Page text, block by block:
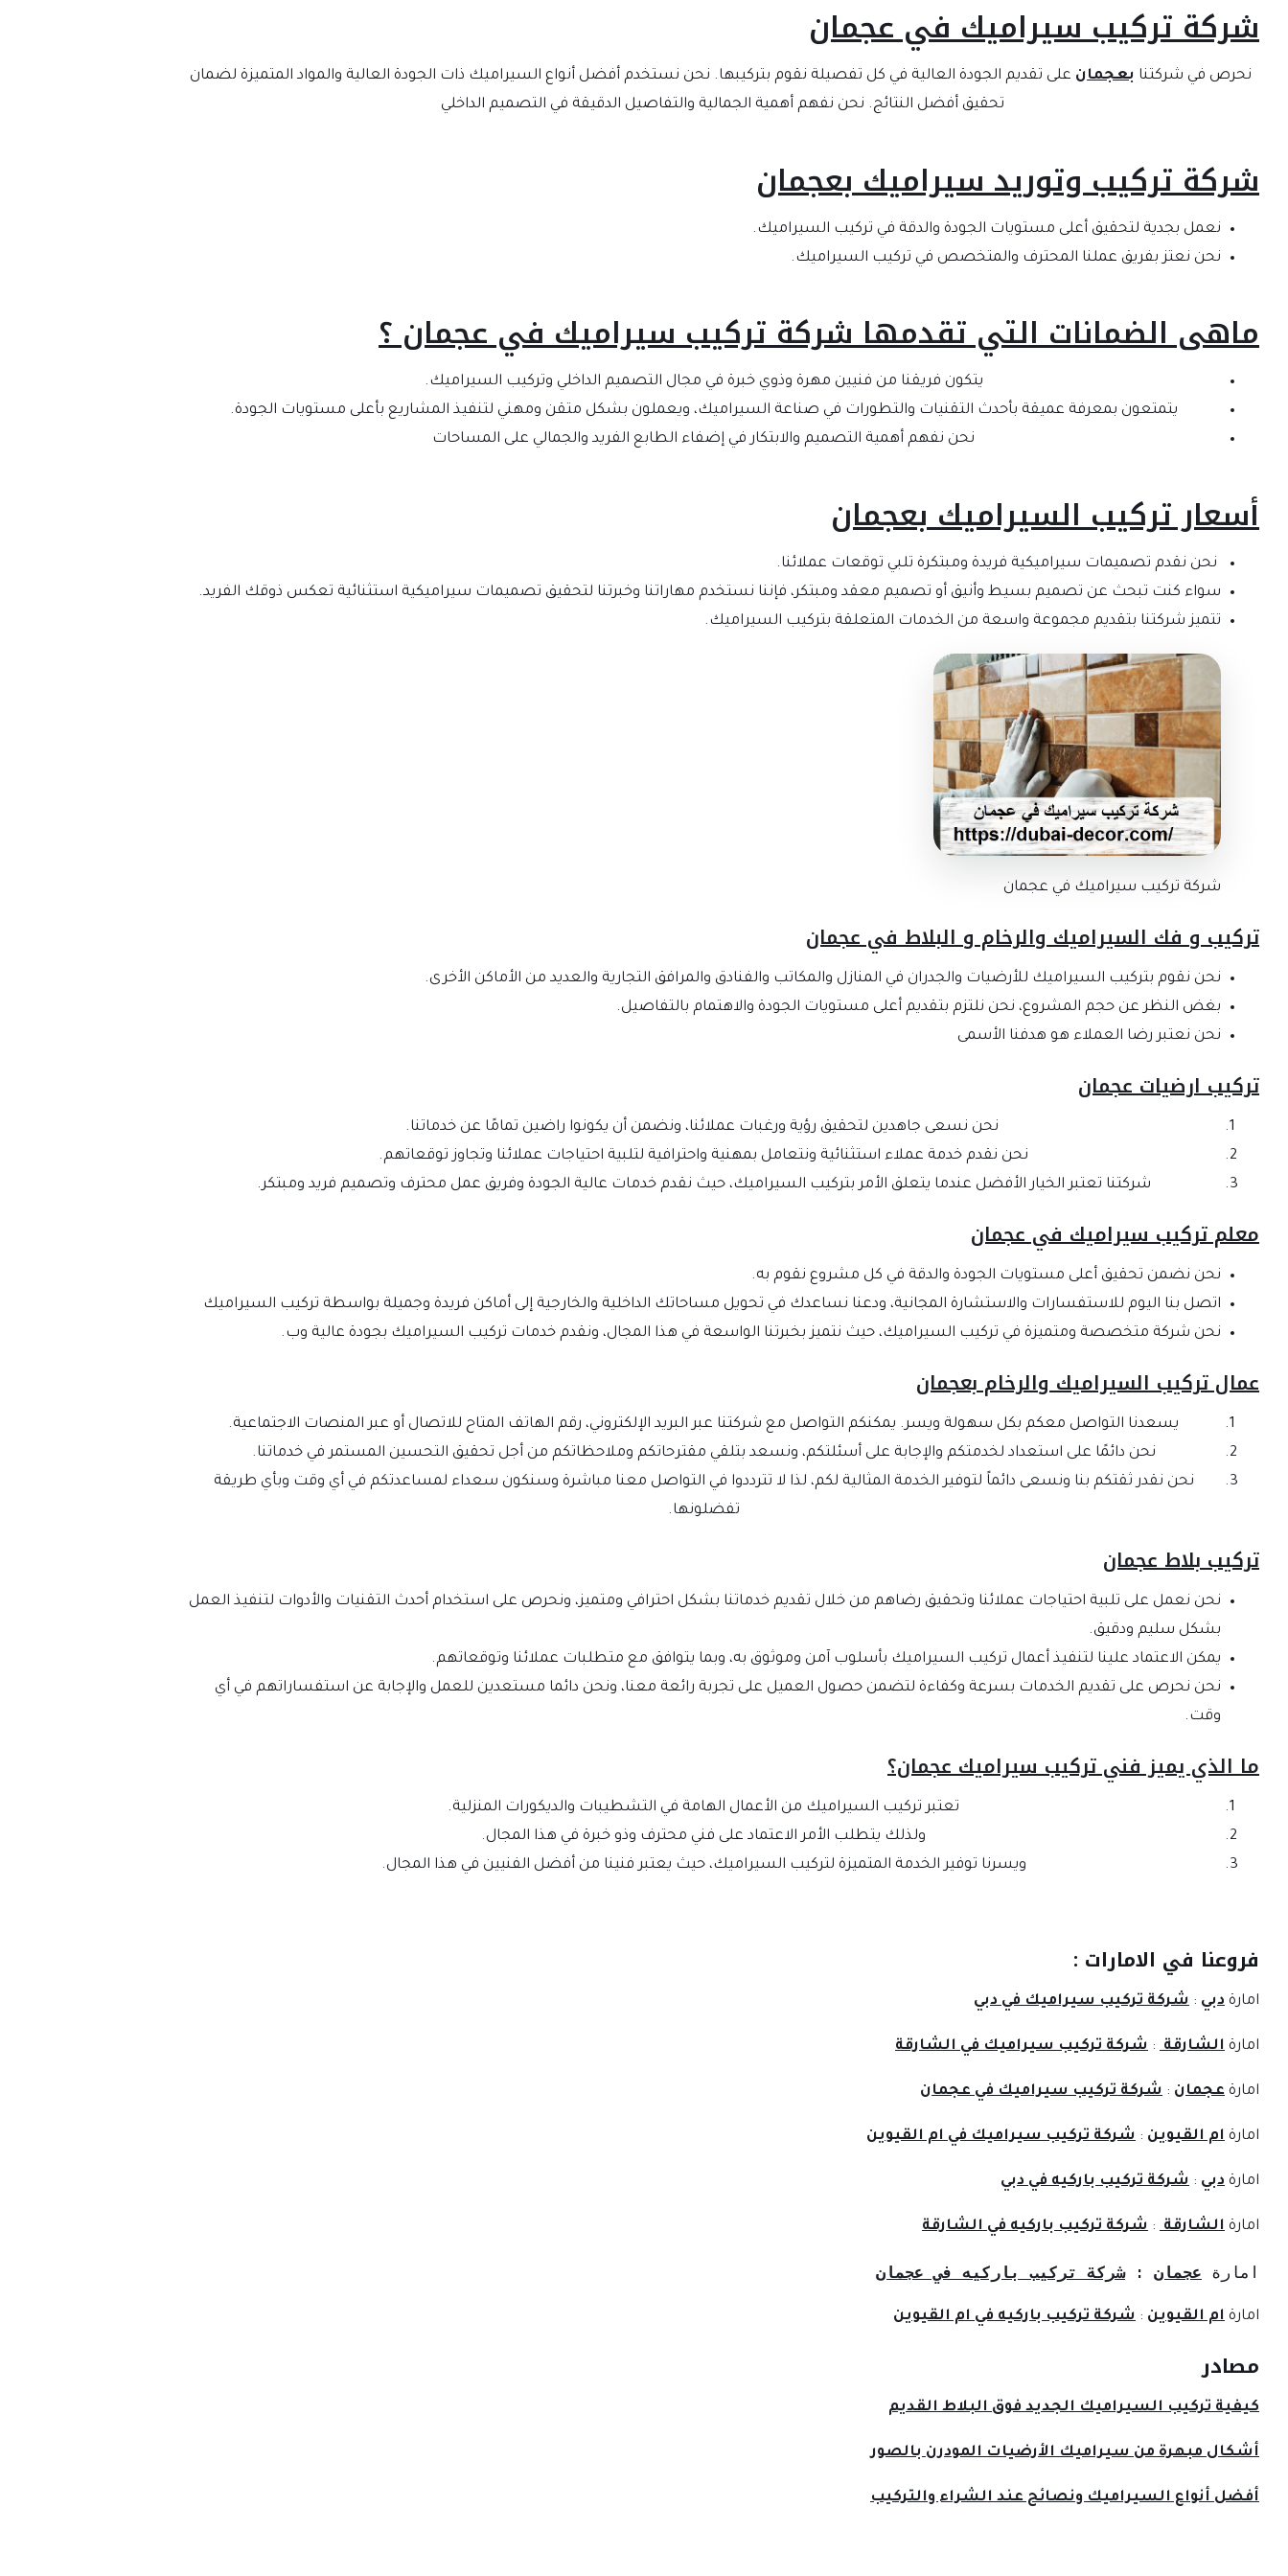
شركة تركيب سيراميك في عجمان
نحرص في شركتنا بعجمان على تقديم الجودة العالية في كل تفصيلة نقوم بتركيبها. نحن نستخدم أفضل أنواع السيراميك ذات الجودة العالية والمواد المتميزة لضمان
تحقيق أفضل النتائج. نحن نفهم أهمية الجمالية والتفاصيل الدقيقة في التصميم الداخلي
شركة تركيب وتوريد سيراميك بعجمان
نعمل بجدية لتحقيق أعلى مستويات الجودة والدقة في تركيب السيراميك.
نحن نعتز بفريق عملنا المحترف والمتخصص في تركيب السيراميك.
ماهى الضمانات التي تقدمها شركة تركيب سيراميك في عجمان ؟
يتكون فريقنا من فنيين مهرة وذوي خبرة في مجال التصميم الداخلي وتركيب السيراميك.
يتمتعون بمعرفة عميقة بأحدث التقنيات والتطورات في صناعة السيراميك، ويعملون بشكل متقن ومهني لتنفيذ المشاريع بأعلى مستويات الجودة.
نحن نفهم أهمية التصميم والابتكار في إضفاء الطابع الفريد والجمالي على المساحات
أسعار تركيب السيراميك بعجمان
نحن نقدم تصميمات سيراميكية فريدة ومبتكرة تلبي توقعات عملائنا.
سواء كنت تبحث عن تصميم بسيط وأنيق أو تصميم معقد ومبتكر، فإننا نستخدم مهاراتنا وخبرتنا لتحقيق تصميمات سيراميكية استثنائية تعكس ذوقك الفريد.
تتميز شركتنا بتقديم مجموعة واسعة من الخدمات المتعلقة بتركيب السيراميك.
شركة تركيب سيراميك في عجمان
تركيب و فك السيراميك والرخام و البلاط في عجمان
نحن نقوم بتركيب السيراميك للأرضيات والجدران في المنازل والمكاتب والفنادق والمرافق التجارية والعديد من الأماكن الأخرى.
بغض النظر عن حجم المشروع، نحن نلتزم بتقديم أعلى مستويات الجودة والاهتمام بالتفاصيل.
نحن نعتبر رضا العملاء هو هدفنا الأسمى
تركيب ارضيات عجمان
نحن نسعى جاهدين لتحقيق رؤية ورغبات عملائنا، ونضمن أن يكونوا راضين تمامًا عن خدماتنا.
نحن نقدم خدمة عملاء استثنائية ونتعامل بمهنية واحترافية لتلبية احتياجات عملائنا وتجاوز توقعاتهم.
شركتنا تعتبر الخيار الأفضل عندما يتعلق الأمر بتركيب السيراميك، حيث نقدم خدمات عالية الجودة وفريق عمل محترف وتصميم فريد ومبتكر.
معلم تركيب سيراميك في عجمان
نحن نضمن تحقيق أعلى مستويات الجودة والدقة في كل مشروع نقوم به.
اتصل بنا اليوم للاستفسارات والاستشارة المجانية، ودعنا نساعدك في تحويل مساحاتك الداخلية والخارجية إلى أماكن فريدة وجميلة بواسطة تركيب السيراميك
نحن شركة متخصصة ومتميزة في تركيب السيراميك، حيث نتميز بخبرتنا الواسعة في هذا المجال، ونقدم خدمات تركيب السيراميك بجودة عالية وب.
عمال تركيب السيراميك والرخام بعجمان
يسعدنا التواصل معكم بكل سهولة ويسر. يمكنكم التواصل مع شركتنا عبر البريد الإلكتروني، رقم الهاتف المتاح للاتصال أو عبر المنصات الاجتماعية.
نحن دائمًا على استعداد لخدمتكم والإجابة على أسئلتكم، ونسعد بتلقي مقترحاتكم وملاحظاتكم من أجل تحقيق التحسين المستمر في خدماتنا.
نحن نقدر ثقتكم بنا ونسعى دائماً لتوفير الخدمة المثالية لكم، لذا لا تترددوا في التواصل معنا مباشرة وسنكون سعداء لمساعدتكم في أي وقت وبأي طريقة
تفضلونها.
تركيب بلاط عجمان
نحن نعمل على تلبية احتياجات عملائنا وتحقيق رضاهم من خلال تقديم خدماتنا بشكل احترافي ومتميز، ونحرص على استخدام أحدث التقنيات والأدوات لتنفيذ العمل
بشكل سليم ودقيق.
يمكن الاعتماد علينا لتنفيذ أعمال تركيب السيراميك بأسلوب آمن وموثوق به، وبما يتوافق مع متطلبات عملائنا وتوقعاتهم.
نحن نحرص على تقديم الخدمات بسرعة وكفاءة لتضمن حصول العميل على تجربة رائعة معنا، ونحن دائما مستعدين للعمل والإجابة عن استفساراتهم في أي
وقت.
ما الذي يميز فني تركيب سيراميك عجمان؟
تعتبر تركيب السيراميك من الأعمال الهامة في التشطيبات والديكورات المنزلية.
ولذلك يتطلب الأمر الاعتماد على فني محترف وذو خبرة في هذا المجال.
ويسرنا توفير الخدمة المتميزة لتركيب السيراميك، حيث يعتبر فنينا من أفضل الفنيين في هذا المجال.
فروعنا في الامارات :
امارة دبي : شركة تركيب سيراميك في دبي
امارة الشارقة : شركة تركيب سيراميك في الشارقة
امارة عجمان : شركة تركيب سيراميك في عجمان
امارة ام القيوين : شركة تركيب سيراميك في ام القيوين
امارة دبي : شركة تركيب باركيه في دبي
امارة الشارقة : شركة تركيب باركيه في الشارقة
امارة عجمان : شركة تركيب باركيه في عجمان
امارة ام القيوين : شركة تركيب باركيه في ام القيوين
مصادر
كيفية تركيب السيراميك الجديد فوق البلاط القديم
أشكال مبهرة من سيراميك الأرضيات المودرن بالصور
أفضل أنواع السيراميك ونصائح عند الشراء والتركيب